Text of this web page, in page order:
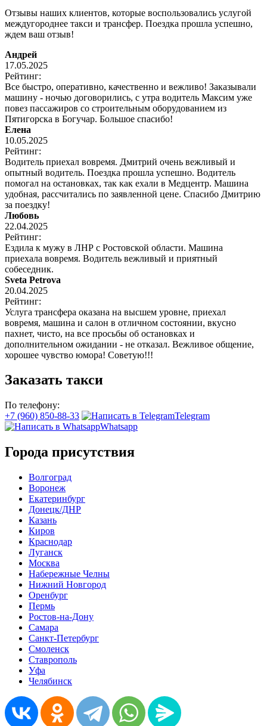
Отзывы наших клиентов, которые воспользовались услугой
междугороднее такси и трансфер. Поездка прошла успешно,
ждем ваш отзыв!
Андрей
17.05.2025
Рейтинг:
Все быстро, оперативно, качественно и вежливо! Заказывали
машину - ночью договорились, с утра водитель Максим уже
повез пассажиров со строительным оборудованием из
Пятигорска в Богучар. Большое спасибо!
Елена
10.05.2025
Рейтинг:
Водитель приехал вовремя. Дмитрий очень вежливый и
опытный водитель. Поездка прошла успешно. Водитель
помогал на остановках, так как ехали в Медцентр. Машина
удобная, рассчитались по заявленной цене. Спасибо Дмитрию
за поездку!
Любовь
22.04.2025
Рейтинг:
Ездила к мужу в ЛНР с Ростовской области. Машина
приехала вовремя. Водитель вежливый и приятный
собеседник.
Sveta Petrova
20.04.2025
Рейтинг:
Услуга трансфера оказана на высшем уровне, приехал
вовремя, машина и салон в отличном состоянии, вкусно
пахнет, чисто, на все просьбы об остановках и
дополнительном ожидании - не отказал. Вежливое общение,
хорошее чувство юмора! Советую!!!
Заказать такси
По телефону:
+7 (960) 850-88-33
Telegram
Whatsapp
Города присутствия
Волгоград
Воронеж
Екатеринбург
Донецк/ДНР
Казань
Киров
Краснодар
Луганск
Москва
Набережные Челны
Нижний Новгород
Оренбург
Пермь
Ростов-на-Дону
Самара
Санкт-Петербург
Смоленск
Ставрополь
Уфа
Челябинск